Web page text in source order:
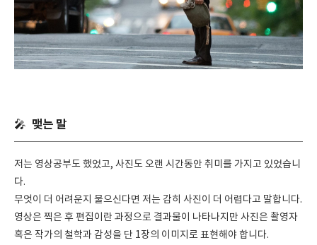
🎤 맺는 말
저는 영상공부도 했었고, 사진도 오랜 시간동안 취미를 가지고 있었습니
다.
무엇이 더 어려운지 물으신다면 저는 감히 사진이 더 어렵다고 말합니다.
영상은 찍은 후 편집이란 과정으로 결과물이 나타나지만 사진은 촬영자
혹은 작가의 철학과 감성을 단 1장의 이미지로 표현해야 합니다.